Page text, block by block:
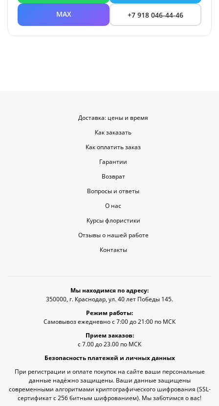
MAX +7 918 046-44-46
Доставка: цены и время
Как заказать
Как оплатить заказ
Гарантии
Возврат
Вопросы и ответы
О нас
Курсы флористики
Отзывы о нашей работе
Контакты
Мы находимся по адресу:
350000, г. Краснодар, ул. 40 лет Победы 145.
Режим работы:
Самовывоз ежедневно с 7:00 до 21:00 по МСК
Прием заказов:
с 7.00 до 23.00 по МСК
Безопасность платежей и личных данных
При регистрации и оплате покупок на сайте ваши персональные
данные надёжно защищены. Ваши данные защищены
современными алгоритмами криптографического шифрования (SSL-
сертификат c 256 битным шифрованием). Мы заботимся о вас!